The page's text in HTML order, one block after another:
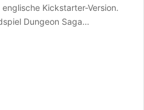
Kickstarter-Version.
Dungeon Saga…